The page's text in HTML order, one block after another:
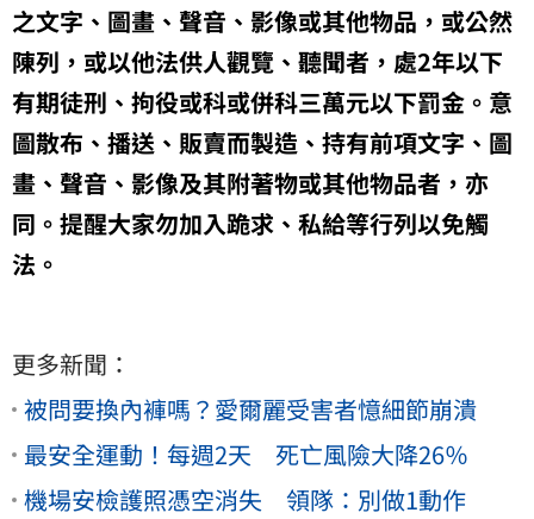
之文字、圖畫、聲音、影像或其他物品，或公然
陳列，或以他法供人觀覽、聽聞者，處2年以下
有期徒刑、拘役或科或併科三萬元以下罰金。意
圖散布、播送、販賣而製造、持有前項文字、圖
畫、聲音、影像及其附著物或其他物品者，亦
同。提醒大家勿加入跪求、私給等行列以免觸
法。
更多新聞：
被問要換內褲嗎？愛爾麗受害者憶細節崩潰
最安全運動！每週2天 死亡風險大降26％
機場安檢護照憑空消失 領隊：別做1動作